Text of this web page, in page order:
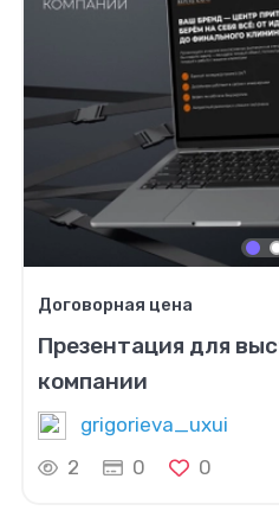
Договорная цена
Презентация для
компании
grigorieva_uxui
2
0 0